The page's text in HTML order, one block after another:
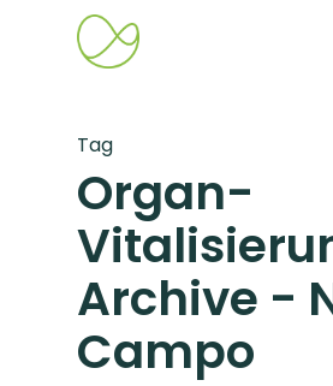
Tag
Organ-
Archive -
Campo